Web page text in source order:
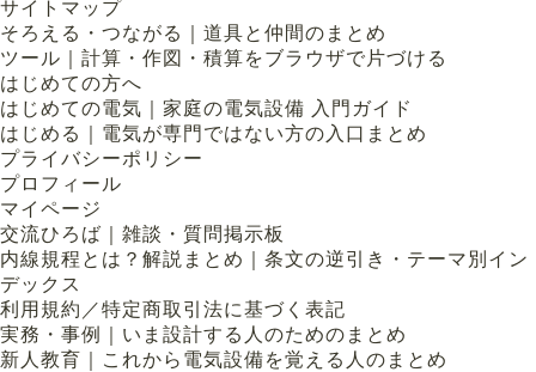
サイトマップ
そろえる・つながる｜道具と仲間のまとめ
ツール｜計算・作図・積算をブラウザで片づける
はじめての方へ
はじめての電気｜家庭の電気設備 入門ガイド
はじめる｜電気が専門ではない方の入口まとめ
プライバシーポリシー
プロフィール
マイページ
交流ひろば｜雑談・質問掲示板
内線規程とは？解説まとめ｜条文の逆引き・テーマ別イン
デックス
利用規約／特定商取引法に基づく表記
実務・事例｜いま設計する人のためのまとめ
新人教育｜これから電気設備を覚える人のまとめ